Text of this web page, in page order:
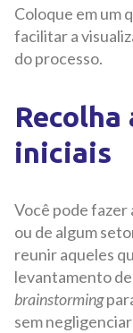
Coloque em um
facilitar a
do processo.
Recolha
iniciais
Você pode fazer
ou de algum
reunir aqueles
levantamento
brainstorming
sem